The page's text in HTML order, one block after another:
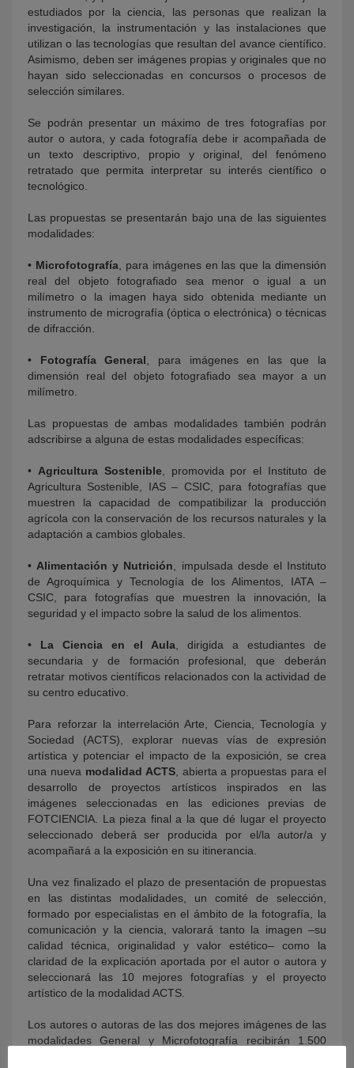
estudiados por la ciencia, las personas que realizan la
investigación, la instrumentación y las instalaciones que
utilizan o las tecnologías que resultan del avance científico.
Asimismo, deben ser imágenes propias y originales que no
hayan sido seleccionadas en concursos o procesos de
selección similares.
Se podrán presentar un máximo de tres fotografías por
autor o autora, y cada fotografía debe ir acompañada de
un texto descriptivo, propio y original, del fenómeno
retratado que permita interpretar su interés científico o
tecnológico.
Las propuestas se presentarán bajo una de las siguientes
modalidades:
• Microfotografía, para imágenes en las que la dimensión
real del objeto fotografiado sea menor o igual a un
milímetro o la imagen haya sido obtenida mediante un
instrumento de micrografía (óptica o electrónica) o técnicas
de difracción.
• Fotografía General , para imágenes en las que la
dimensión real del objeto fotografiado sea mayor a un
milímetro.
Las propuestas de ambas modalidades también podrán
adscribirse a alguna de estas modalidades específicas:
• Agricultura Sostenible, promovida por el Instituto de
Agricultura Sostenible, IAS – CSIC, para fotografías que
muestren la capacidad de compatibilizar la producción
agrícola con la conservación de los recursos naturales y la
adaptación a cambios globales.
• Alimentación y Nutrición , impulsada desde el Instituto
de Agroquímica y Tecnología de los Alimentos, IATA –
CSIC, para fotografías que muestren la innovación, la
seguridad y el impacto sobre la salud de los alimentos.
• La Ciencia en el Aula , dirigida a estudiantes de
secundaria y de formación profesional, que deberán
retratar motivos científicos relacionados con la actividad de
su centro educativo.
Para reforzar la interrelación Arte, Ciencia, Tecnología y
Sociedad (ACTS), explorar nuevas vías de expresión
artística y potenciar el impacto de la exposición, se crea
una nueva modalidad ACTS, abierta a propuestas para el
desarrollo de proyectos artísticos inspirados en las
imágenes seleccionadas en las ediciones previas de
FOTCIENCIA. La pieza final a la que dé lugar el proyecto
seleccionado deberá ser producida por el/la autor/a y
acompañará a la exposición en su itinerancia.
Una vez finalizado el plazo de presentación de propuestas
en las distintas modalidades, un comité de selección,
formado por especialistas en el ámbito de la fotografía, la
comunicación y la ciencia, valorará tanto la imagen –su
calidad técnica, originalidad y valor estético– como la
claridad de la explicación aportada por el autor o autora y
seleccionará las 10 mejores fotografías y el proyecto
artístico de la modalidad ACTS.
Los autores o autoras de las dos mejores imágenes de las
modalidades General y Microfotografía recibirán 1.500